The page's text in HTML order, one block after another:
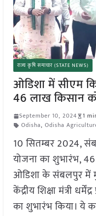
राज्य कृषि समाचार (STATE NEWS)
ओडिशा में सीएम
46 लाख किसान
September 10, 2024
1
Odisha, Odisha
10 सितम्बर 2024,
योजना का शुभारंभ,
ओडिशा के संबलपुर में
केंद्रीय शिक्षा मंत्री
का शुभारंभ किया। ये